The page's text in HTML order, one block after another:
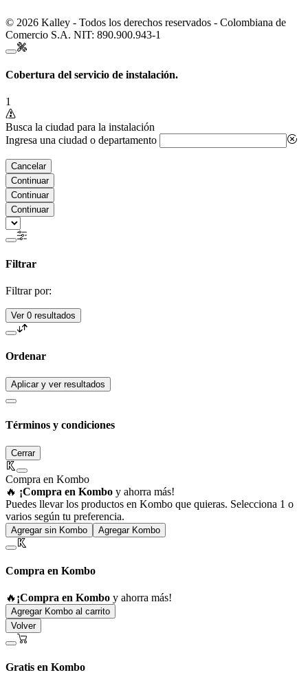
© 2026 Kalley - Todos los derechos reservados - Colombiana de
Comercio S.A. NIT: 890.900.943-1
Cobertura del servicio de instalación.
1
Busca la ciudad para la instalación
Ingresa una ciudad o departamento
Cancelar
Continuar
Continuar
Continuar
Filtrar
Filtrar por:
Ver 0 resultados
Ordenar
Aplicar y ver resultados
Términos y condiciones
Cerrar
Compra en Kombo
🔥 ¡Compra en Kombo y ahorra más!
Puedes llevar los productos en Kombo que quieras. Selecciona 1 o
varios según tu preferencia.
Agregar sin Kombo Agregar Kombo
Compra en Kombo
🔥 ¡Compra en Kombo y ahorra más!
Agregar Kombo al carrito
Volver
Gratis en Kombo